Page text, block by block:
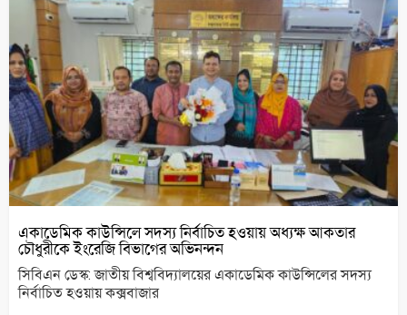
একাডেমিক কাউন্সিলে সদস্য নির্বাচিত হওয়ায় অধ্যক্ষ আকতার
চৌধুরীকে ইংরেজি বিভাগের অভিনন্দন
সিবিএন ডেস্ক: জাতীয় বিশ্ববিদ্যালয়ের একাডেমিক কাউন্সিলের সদস্য
নির্বাচিত হওয়ায় কক্সবাজার